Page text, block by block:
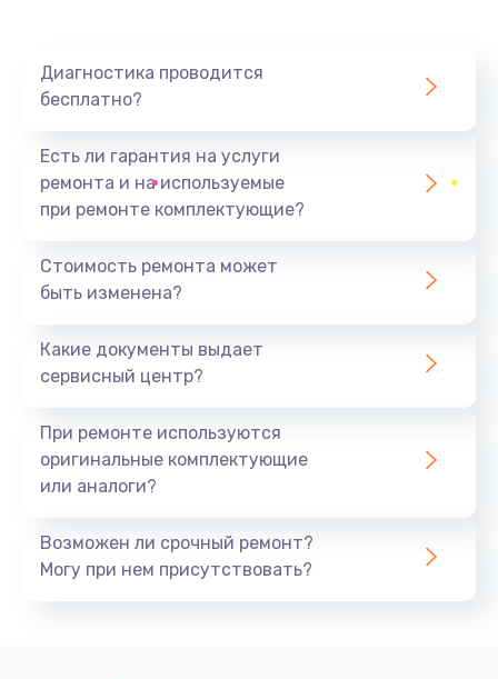
Диагностика проводится
бесплатно?
Есть ли гарантия на услуги
ремонта и на используемые
при ремонте комплектующие?
Стоимость ремонта может
быть изменена?
Какие документы выдает
сервисный центр?
При ремонте используются
оригинальные комплектующие
или аналоги?
Возможен ли срочный ремонт?
Могу при нем присутствовать?